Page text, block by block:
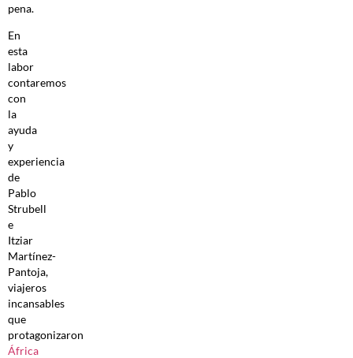
pena.
En
esta
labor
contaremos
con
la
ayuda
y
experiencia
de
Pablo
Strubell
e
Itziar
Martínez-
Pantoja,
viajeros
incansables
que
protagonizaron
África